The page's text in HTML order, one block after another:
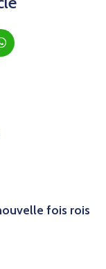
fois rois